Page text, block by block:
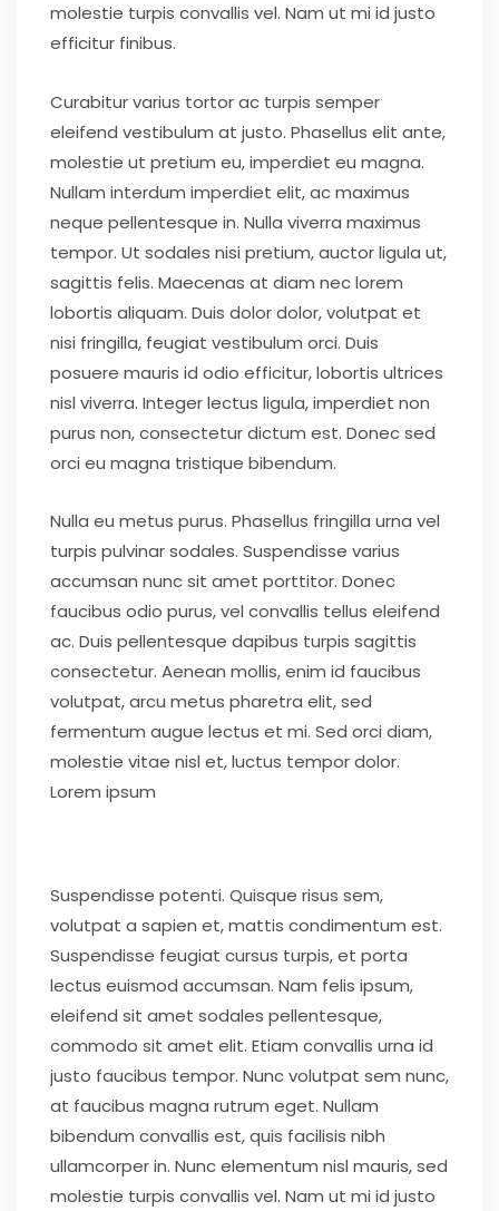
molestie turpis convallis vel. Nam ut mi id justo
efficitur finibus.
Curabitur varius tortor ac turpis semper
eleifend vestibulum at justo. Phasellus elit ante,
molestie ut pretium eu, imperdiet eu magna.
Nullam interdum imperdiet elit, ac maximus
neque pellentesque in. Nulla viverra maximus
tempor. Ut sodales nisi pretium, auctor ligula ut,
sagittis felis. Maecenas at diam nec lorem
lobortis aliquam. Duis dolor dolor, volutpat et
nisi fringilla, feugiat vestibulum orci. Duis
posuere mauris id odio efficitur, lobortis ultrices
nisl viverra. Integer lectus ligula, imperdiet non
purus non, consectetur dictum est. Donec sed
orci eu magna tristique bibendum.
Nulla eu metus purus. Phasellus fringilla urna vel
turpis pulvinar sodales. Suspendisse varius
accumsan nunc sit amet porttitor. Donec
faucibus odio purus, vel convallis tellus eleifend
ac. Duis pellentesque dapibus turpis sagittis
consectetur. Aenean mollis, enim id faucibus
volutpat, arcu metus pharetra elit, sed
fermentum augue lectus et mi. Sed orci diam,
molestie vitae nisl et, luctus tempor dolor.
Lorem ipsum
Suspendisse potenti. Quisque risus sem,
volutpat a sapien et, mattis condimentum est.
Suspendisse feugiat cursus turpis, et porta
lectus euismod accumsan. Nam felis ipsum,
eleifend sit amet sodales pellentesque,
commodo sit amet elit. Etiam convallis urna id
justo faucibus tempor. Nunc volutpat sem nunc,
at faucibus magna rutrum eget. Nullam
bibendum convallis est, quis facilisis nibh
ullamcorper in. Nunc elementum nisl mauris, sed
molestie turpis convallis vel. Nam ut mi id justo